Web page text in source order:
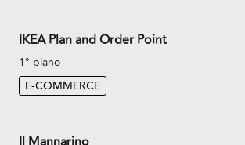
IKEA Plan and Order Point
1° piano
E-COMMERCE